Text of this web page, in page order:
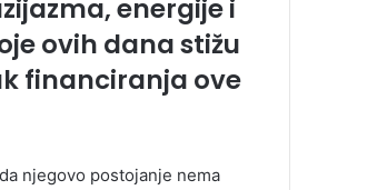
energije i
ovih dana stižu
financiranja ove
njegovo postojanje nema